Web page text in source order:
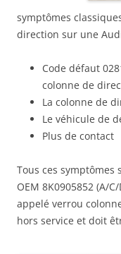
symptômes
direction sur une
Code défaut
colonne de
La colonne de
Le véhicule de
Plus de contact
Tous ces symptômes
OEM 8K0905852 (A/
appelé verrou
hors service et doit